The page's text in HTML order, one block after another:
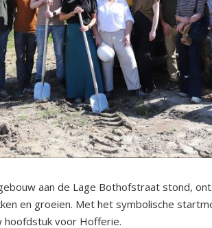
aan de Lage Bothofstraat stond,
en groeien. Met het symbolische
hoofdstuk voor Hofferie.